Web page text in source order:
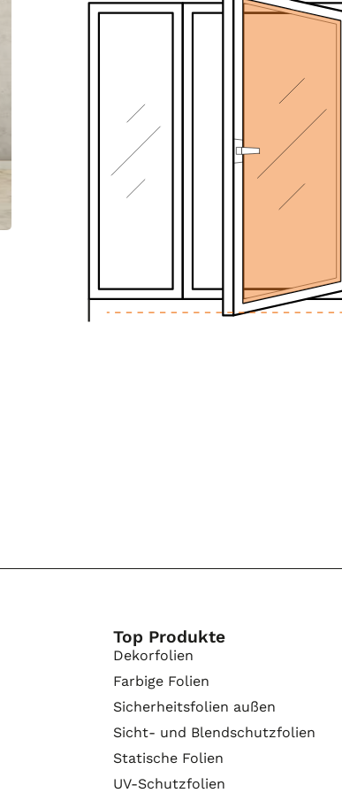
Top Produkte
Dekorfolien
Farbige Folien
Sicherheitsfolien außen
Sicht- und Blendschutzfolien
Statische Folien
UV-Schutzfolien